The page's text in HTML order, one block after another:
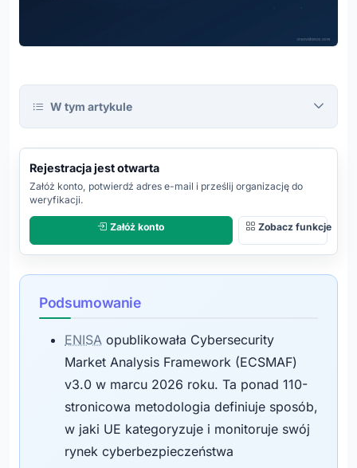
W tym artykule
REJESTRACJA
OTWARTA
REJESTRACJA OTWARTA
Rejestracja jest otwarta
Załóż konto, potwierdź adres e-mail i prześlij organizację do
weryfikacji.
Załóż konto Zobacz funkcje
Podsumowanie
ENISA opublikowała Cybersecurity
Market Analysis Framework (ECSMAF)
v3.0 w marcu 2026 roku. Ta ponad 110-
stronicowa metodologia definiuje sposób,
w jaki UE kategoryzuje i monitoruje swój
rynek cyberbezpieczeństwa